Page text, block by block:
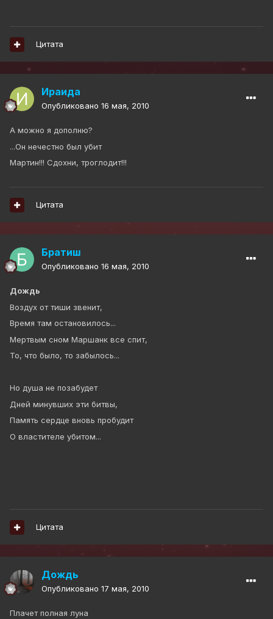
Цитата
Ираида
Опубликовано 16 мая, 2010
А можно я дополню?
...Он нечестно был убит
Мартин!!! Сдохни, троглодит!!!
Цитата
Братиш
Опубликовано 16 мая, 2010
Дождь
Воздух от тиши звенит,
Время там остановилось...
Мертвым сном Маршанк все спит,
То, что было, то забылось...
Но душа не позабудет
Дней минувших эти битвы,
Память сердце вновь пробудит
О властителе убитом...
Цитата
Дождь
Опубликовано 17 мая, 2010
Плачет полная луна